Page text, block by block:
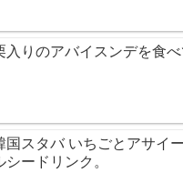
入りのアバイスンデを食
国スタバ いちごとアサイ
シードリンク。